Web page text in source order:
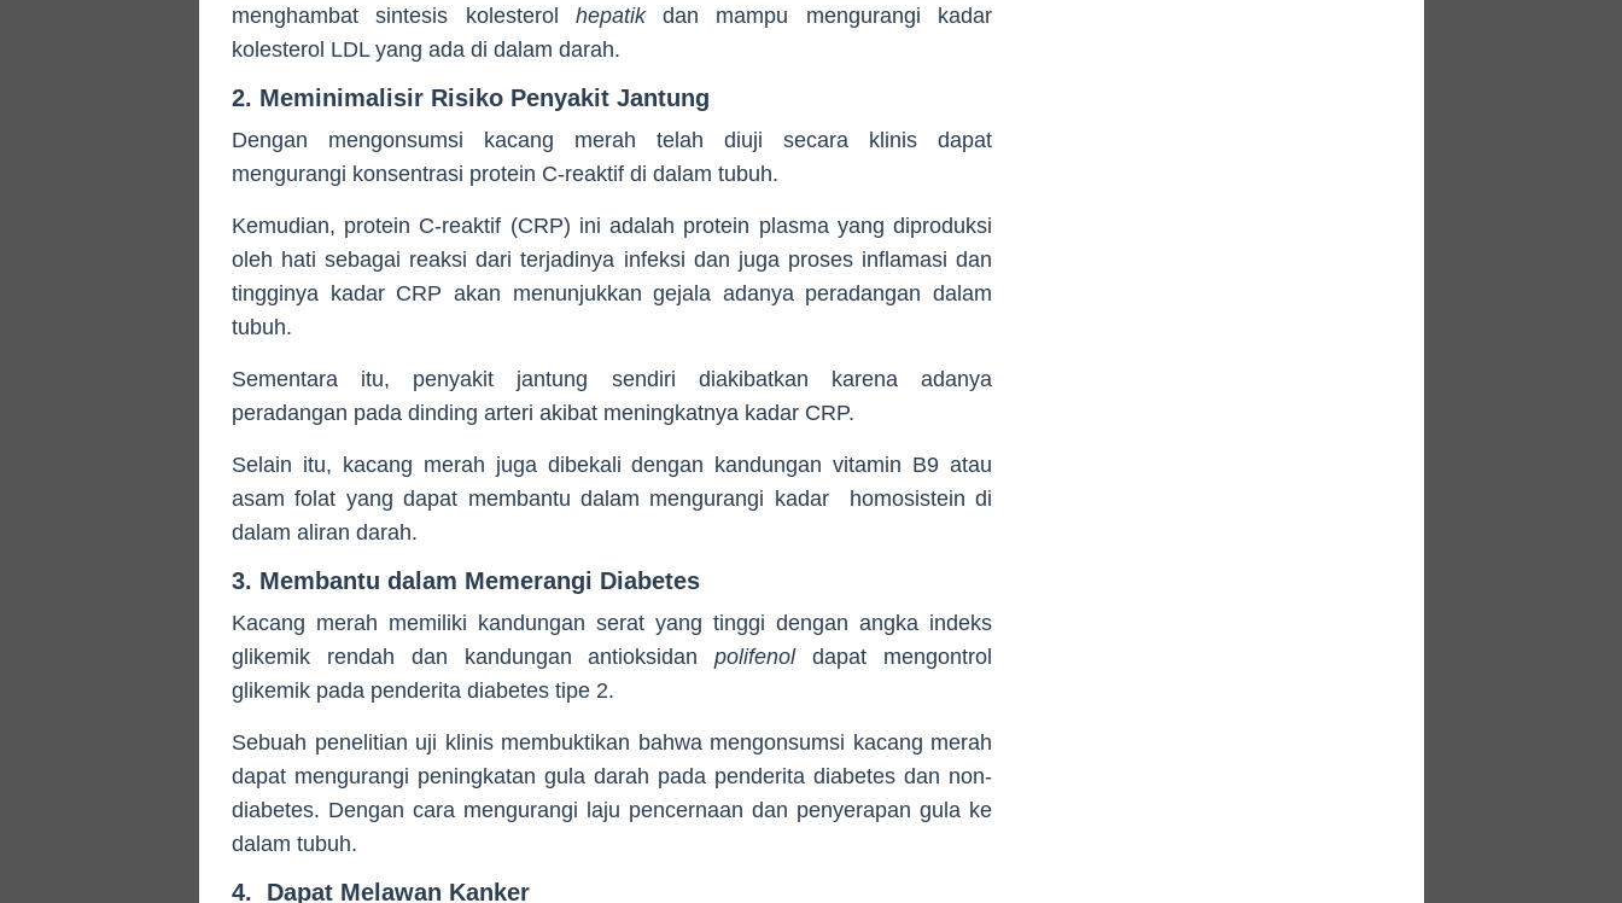
menghambat sintesis kolesterol hepatikdan mampu mengurangi kadar
kolesterol LDL yang ada di dalam darah.
2. Meminimalisir Risiko Penyakit Jantung
Dengan mengonsumsi kacang merah telah diuji secara klinis dapat
mengurangi konsentrasi protein C-reaktif di dalam tubuh.
Kemudian, protein C-reaktif (CRP) ini adalah protein plasma yang diproduksi
oleh hati sebagai reaksi dari terjadinya infeksi dan juga proses inflamasi dan
tingginya kadar CRP akan menunjukkan gejala adanya peradangan dalam
tubuh.
Sementara itu, penyakit jantung sendiri diakibatkan karena adanya
peradangan pada dinding arteri akibat meningkatnya kadar CRP.
Selain itu, kacang merah juga dibekali dengan kandungan vitamin B9 atau
asam folat yang dapat membantu dalam mengurangi kadar homosistein di
dalam aliran darah.
3. Membantu dalam Memerangi Diabetes
Kacang merah memiliki kandungan serat yang tinggi dengan angka indeks
glikemik rendah dan kandungan antioksidanpolifenoldapat mengontrol
glikemik pada penderita diabetes tipe 2.
Sebuah penelitian uji klinis membuktikan bahwa mengonsumsi kacang merah
dapat mengurangi peningkatan gula darah pada penderita diabetes dan non-
diabetes. Dengan cara mengurangi laju pencernaan dan penyerapan gula ke
dalam tubuh.
4. Dapat Melawan Kanker